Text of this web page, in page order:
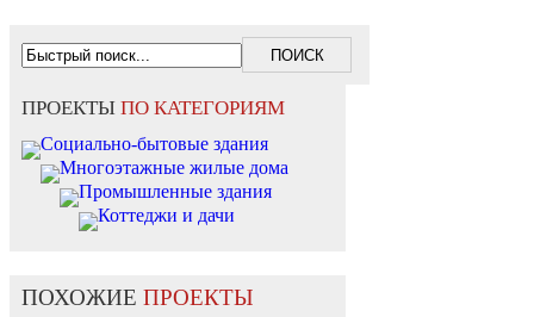
ПРОЕКТЫ ПО КАТЕГОРИЯМ
Социально-бытовые здания
Многоэтажные жилые дома
Промышленные здания
Коттеджи и дачи
ПОХОЖИЕ ПРОЕКТЫ